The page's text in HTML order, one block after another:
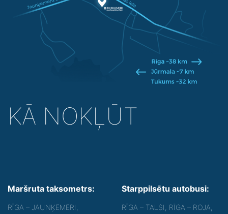
KĀ NOKĻŪT
Maršruta taksometrs:
RĪGA – JAUNĶEMERI,
Starppilsētu autobusi:
RĪGA – TALSI, RĪGA – ROJA,